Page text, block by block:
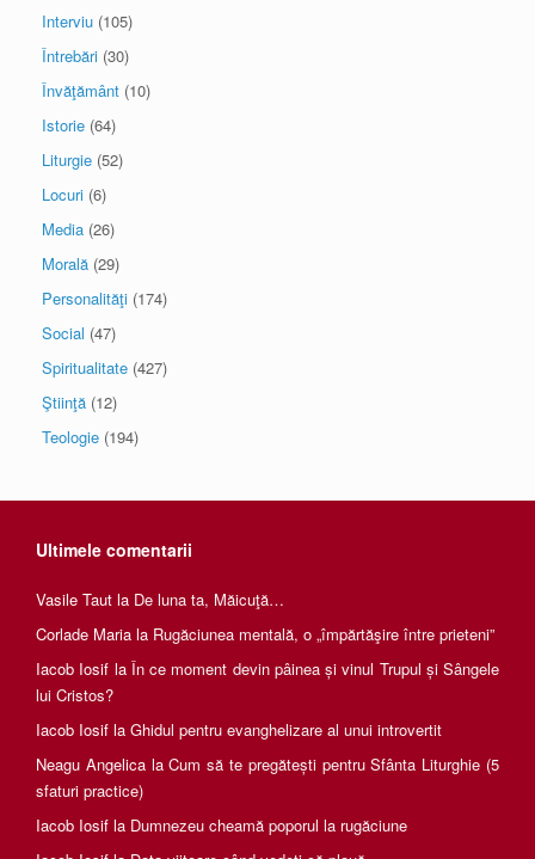
Interviu (105)
Întrebări (30)
Învăţământ (10)
Istorie (64)
Liturgie (52)
Locuri (6)
Media (26)
Morală (29)
Personalităţi (174)
Social (47)
Spiritualitate (427)
Ştiinţă (12)
Teologie (194)
Ultimele comentarii
Vasile Taut la De luna ta, Măicuţă…
Corlade Maria la Rugăciunea mentală, o „împărtăşire între prieteni”
Iacob Iosif la În ce moment devin pâinea și vinul Trupul și Sângele
lui Cristos?
Iacob Iosif la Ghidul pentru evanghelizare al unui introvertit
Neagu AngelicalaCum să te pregătești pentru Sfânta Liturghie (5
sfaturi practice)
Iacob Iosif la Dumnezeu cheamă poporul la rugăciune